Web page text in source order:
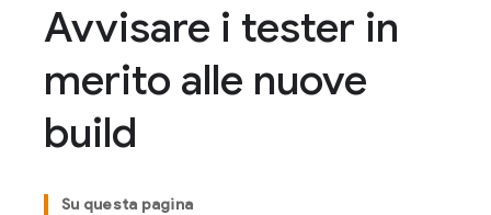
Avvisare i tester in
merito alle nuove
build
Su questa pagina